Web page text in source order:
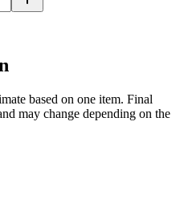
based on one item. Final
may change depending on the